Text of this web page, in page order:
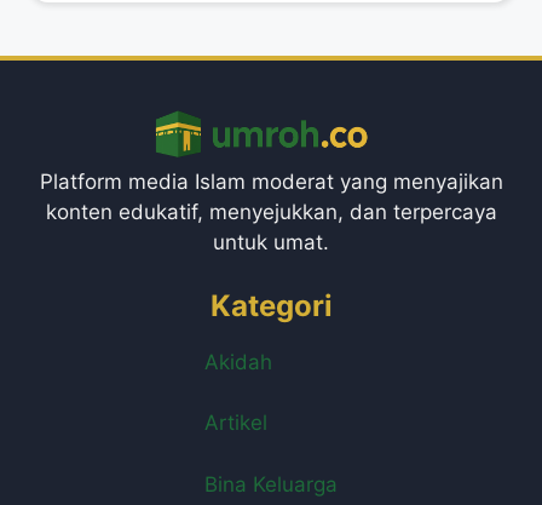
Platform media Islam moderat yang menyajikan
konten edukatif, menyejukkan, dan terpercaya
untuk umat.
Kategori
Akidah
Artikel
Bina Keluarga